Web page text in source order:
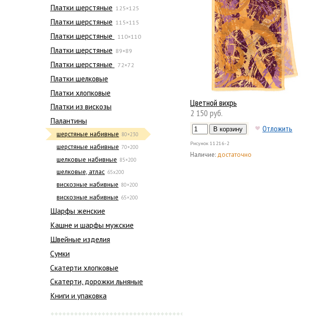
Платки шерстяные 125×125
Платки шерстяные 115×115
Платки шерстяные 110×110
Платки шерстяные 89×89
Платки шерстяные 72×72
Платки шелковые
Платки хлопковые
Платки из вискозы
Палантины
шерстяные набивные 80×230
шерстяные набивные 70×200
шелковые набивные 85×200
шелковые, атлас 65х200
вискозные набивные 80×200
вискозные набивные 65×200
Шарфы женские
Кашне и шарфы мужские
Швейные изделия
Сумки
Скатерти хлопковые
Скатерти, дорожки льняные
Книги и упаковка
Цветной вихрь
2 150 руб.
Отложить
Рисунок 11216-2
Наличие: достаточно